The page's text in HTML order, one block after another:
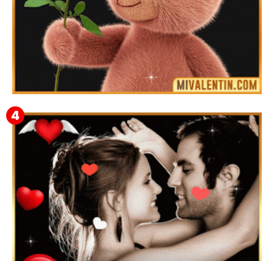
Mensajes Tarjetas y GiF de San Valentín para Amigas